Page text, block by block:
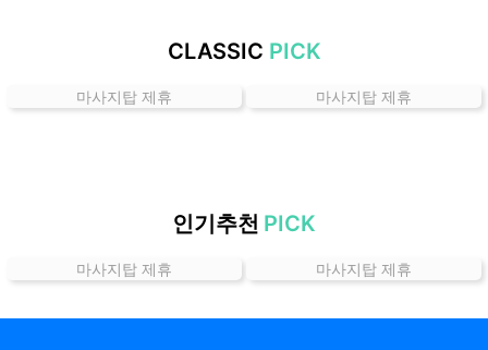
는
할
정
CLASSIC PICK
마사지탑 제휴 마사지탑 제휴
인기추천 PICK
마사지탑 제휴 마사지탑 제휴